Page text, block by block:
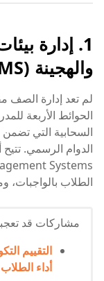
1. إدارة
والهجينة (LMS)
لم تعد إدارة
الحوائط الأربعة
السحابية التي
الطلاب بالواجبات،
مشاركات قد
التقييم
أداء